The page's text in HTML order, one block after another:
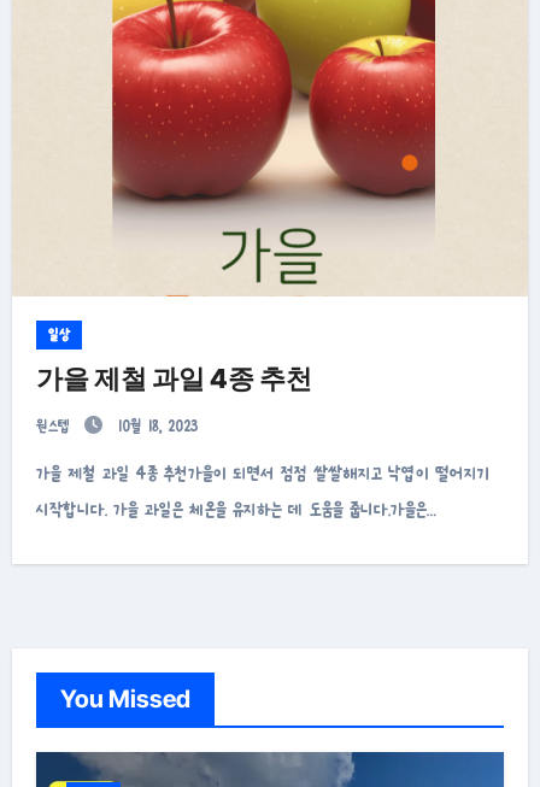
일상
가을 제철 과일 4종 추천
원스텝 10월 18, 2023
가을 제철 과일 4종 추천가을이 되면서 점점 쌀쌀해지고 낙엽이 떨어지기
시작합니다. 가을 과일은 체온을 유지하는 데 도움을 줍니다.가을은…
You Missed